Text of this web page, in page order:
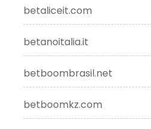
betaliceit.com
betanoitalia.it
betboombrasil.net
betboomkz.com